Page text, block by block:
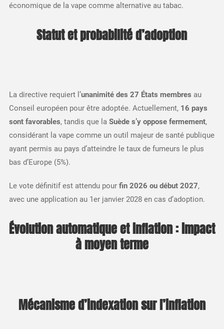
économique de la vape comme alternative au tabac.​
Statut et probabilité d’adoption
La directive requiert l’unanimité des 27 États membres au
Conseil européen pour être adoptée. Actuellement, 16 pays
sont favorables, tandis que la Suède s’y oppose fermement,
considérant la vape comme un outil majeur de santé publique
ayant permis au pays d’atteindre le taux de fumeurs le plus
bas d’Europe (5%).​
Le vote définitif est attendu pour fin 2026 ou début 2027,
avec une application au 1er janvier 2028 en cas d’adoption.​
Évolution automatique et inflation : impact
à moyen terme
Mécanisme d’indexation sur l’inflation